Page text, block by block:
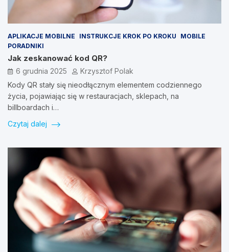
APLIKACJE MOBILNE INSTRUKCJE KROK PO KROKU
MOBILE
PORADNIKI
Jak zeskanować kod QR?
6 grudnia 2025
Krzysztof Polak
Kody QR stały się nieodłącznym elementem codziennego
życia, pojawiając się w restauracjach, sklepach, na
billboardach i…
Czytaj dalej